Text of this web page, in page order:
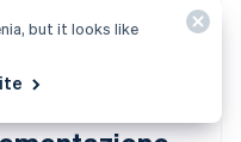
but it looks like